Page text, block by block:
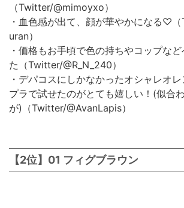
（Twitter/@mimoyxo）
・血色感が出て、顔が華やかになる♡‬
uran）
・価格もお手頃で色の持ちやコップな
た（Twitter/@R_N_240）
・デパコスにしかなかったオシャレオ
プラで試せたのがとても嬉しい！(似合
が)（Twitter/@AvanLapis）
【2位】01 フィグブラウン